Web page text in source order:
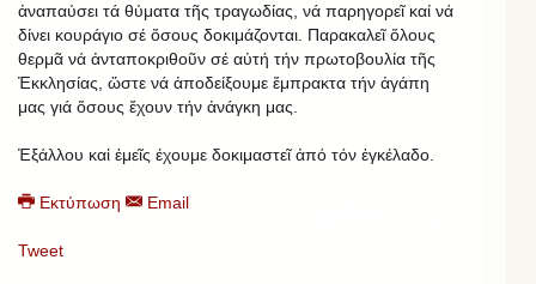
ἀναπαύσει τά θύματα τῆς τραγωδίας, νά παρηγορεῖ καί νά
δίνει κουράγιο σέ ὅσους δοκιμάζονται. Παρακαλεῖ ὅλους
θερμᾶ νά ἀνταποκριθοῦν σέ αὐτή τήν πρωτοβουλία τῆς
Ἐκκλησίας, ὥστε νά ἀποδείξουμε ἔμπρακτα τήν ἀγάπη
μας γιά ὅσους ἔχουν τήν ἀνάγκη μας.
Ἐξάλλου καἰ ἐμεῖς έχουμε δοκιμαστεῖ ἀπό τόν ἐγκέλαδο.
Εκτύπωση Email
Tweet